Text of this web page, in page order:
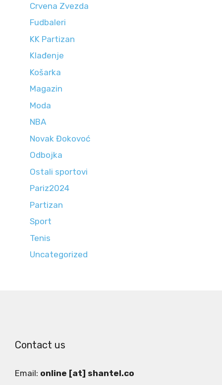
Crvena Zvezda
Fudbaleri
KK Partizan
Klađenje
Košarka
Magazin
Moda
NBA
Novak Đokovoć
Odbojka
Ostali sportovi
Pariz2024
Partizan
Sport
Tenis
Uncategorized
Contact us
Email: online [at] shantel.co